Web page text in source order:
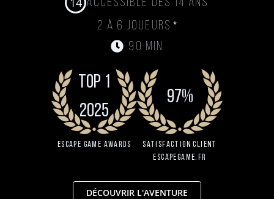
Accessible dès 14 ans
2 à 6 joueurs *
90 min
TOP 1
2025
Escape Game Awards
97%
Satisfaction client
EscapeGame.fr
DÉCOUVRIR L'AVENTURE